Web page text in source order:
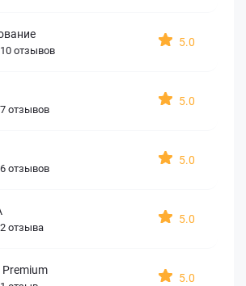
10 отзывов
5.0
7 отзывов
5.0
6 отзывов
5.0
2 отзыва
5.0
Premium
5.0